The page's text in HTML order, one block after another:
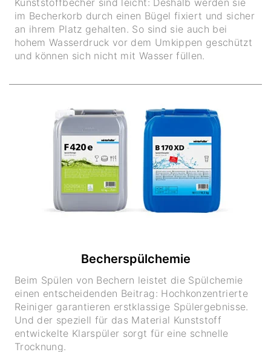
Kunststoffbecher sind leicht: Deshalb werden sie
im Becherkorb durch einen Bügel fixiert und sicher
an ihrem Platz gehalten. So sind sie auch bei
hohem Wasserdruck vor dem Umkippen geschützt
und können sich nicht mit Wasser füllen.
Becherspülchemie
Beim Spülen von Bechern leistet die Spülchemie
einen entscheidenden Beitrag: Hochkonzentrierte
Reiniger garantieren erstklassige Spülergebnisse.
Und der speziell für das Material Kunststoff
entwickelte Klarspüler sorgt für eine schnelle
Trocknung.